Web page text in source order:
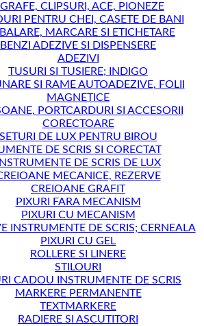
CLIPSURI, ACE, PIONEZE
PENTRU CHEI, CASETE DE BANI
MARCARE SI ETICHETARE
BENZI ADEZIVE SI DISPENSERE
ADEZIVI
TUSURI SI TUSIERE; INDIGO
SI RAME AUTOADEZIVE, FOLII
MAGNETICE
PORTCARDURI SI ACCESORII
CORECTOARE
SETURI DE LUX PENTRU BIROU
DE SCRIS SI CORECTAT
INSTRUMENTE DE SCRIS DE LUX
MECANICE, REZERVE
CREIOANE GRAFIT
PIXURI FARA MECANISM
PIXURI CU MECANISM
INSTRUMENTE DE SCRIS; CERNEALA
PIXURI CU GEL
ROLLERE SI LINERE
STILOURI
CADOU INSTRUMENTE DE SCRIS
MARKERE PERMANENTE
TEXTMARKERE
RADIERE SI ASCUTITORI